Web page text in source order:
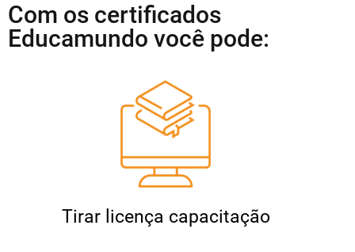
Com os certificados
Educamundo você pode:
Tirar licença capacitação